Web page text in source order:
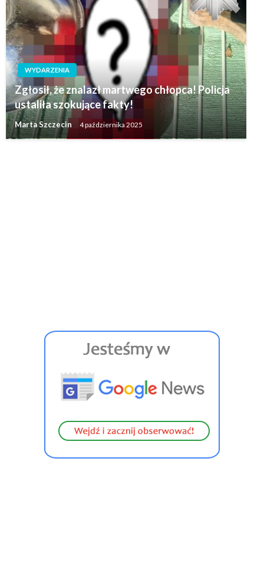
WYDARZENIA
Zgłosił, że znalazł martwego chłopca! Policja
ustaliła szokujące fakty!
Marta Szczecin 4 października 2025